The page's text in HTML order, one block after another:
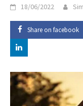
18/06/2022
Share on facebook